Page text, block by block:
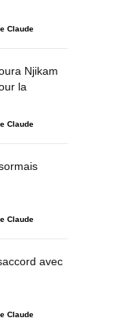
Claude
Njikam
la
Claude
Claude
avec
Claude